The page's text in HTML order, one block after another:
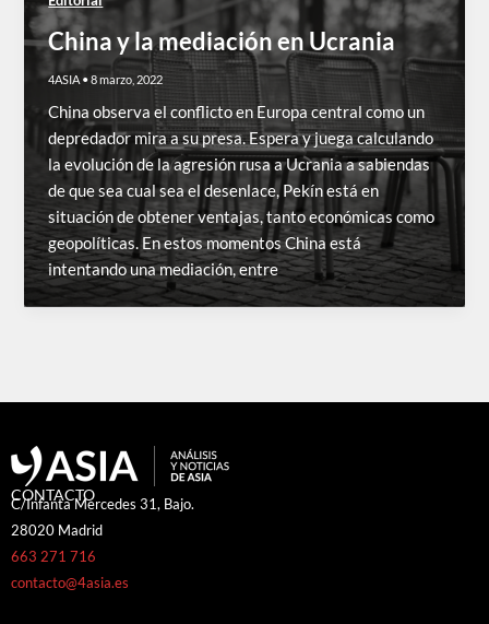
China y la mediación en Ucrania
4ASIA •8 marzo, 2022
China observa el conflicto en Europa central como un
depredador mira a su presa. Espera y juega calculando
la evolución de la agresión rusa a Ucrania a sabiendas
de que sea cual sea el desenlace, Pekín está en
situación de obtener ventajas, tanto económicas como
geopolíticas. En estos momentos China está
intentando una mediación, entre
CONTACTO
C/Infanta Mercedes 31, Bajo.
28020 Madrid
663 271 716
contacto@4asia.es